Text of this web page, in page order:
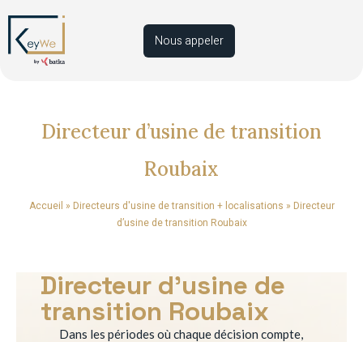
Nous appeler
Directeur d’usine de transition
Roubaix
Accueil » Directeurs d'usine de transition + localisations » Directeur
d’usine de transition Roubaix
Directeur d’usine de
transition Roubaix
Dans les périodes où chaque décision compte,